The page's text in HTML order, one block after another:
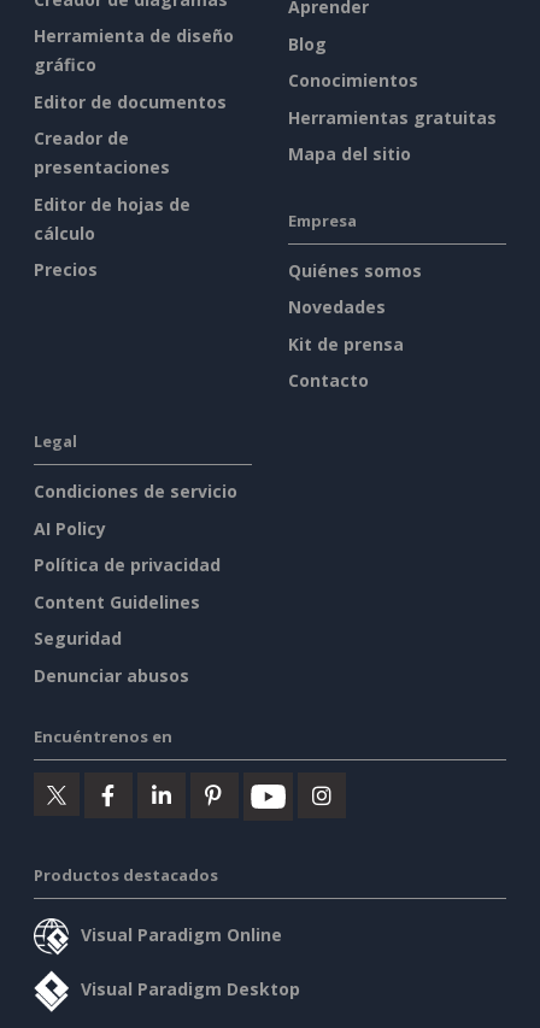
Herramienta de diseño
gráfico
Editor de documentos
Creador de
presentaciones
Editor de hojas de
cálculo
Precios
Aprender
Blog
Conocimientos
Herramientas gratuitas
Mapa del sitio
Empresa
Quiénes somos
Novedades
Kit de prensa
Contacto
Legal
Condiciones de servicio
AI Policy
Política de privacidad
Content Guidelines
Seguridad
Denunciar abusos
Encuéntrenos en
Productos destacados
Visual Paradigm Online
Visual Paradigm Desktop